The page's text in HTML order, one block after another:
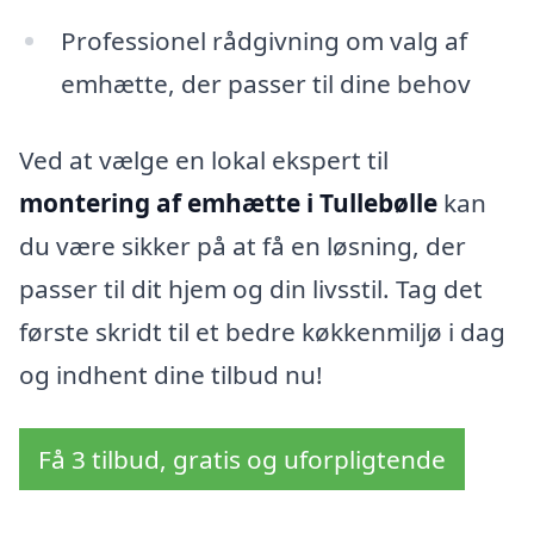
Professionel rådgivning om valg af
emhætte, der passer til dine behov
Ved at vælge en lokal ekspert til
montering af emhætte i Tullebølle kan
du være sikker på at få en løsning, der
passer til dit hjem og din livsstil. Tag det
første skridt til et bedre køkkenmiljø i dag
og indhent dine tilbud nu!
Få 3 tilbud, gratis og uforpligtende